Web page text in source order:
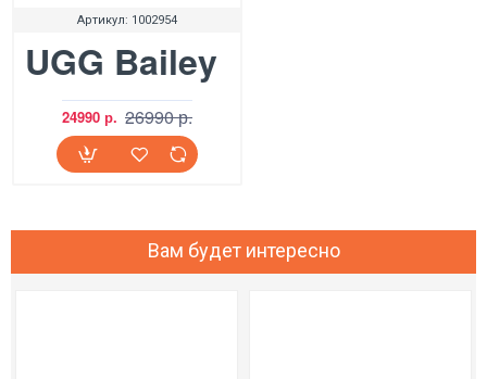
Артикул: 1002954
UGG Bailey Bow Blue
24990 р. 26990 р.
Вам будет интересно